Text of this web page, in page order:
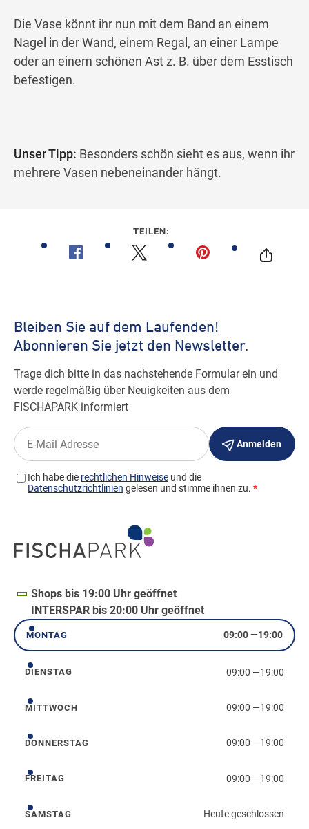
Die Vase könnt ihr nun mit dem Band an einem
Nagel in der Wand, einem Regal, an einer Lampe
oder an einem schönen Ast z. B. über dem Esstisch
befestigen.
Unser Tipp: Besonders schön sieht es aus, wenn ihr
mehrere Vasen nebeneinander hängt.
TEILEN:
Shops bis 19:00 Uhr geöffnet
INTERSPAR bis 20:00 Uhr geöffnet
Montag
MONTAG 09:00—19:00
Dienstag
DIENSTAG 09:00 —19:00
Mittwoch
MITTWOCH 09:00 —19:00
Donnerstag
DONNERSTAG 09:00 —19:00
Freitag
FREITAG 09:00 —19:00
Samstag
SAMSTAG Heute geschlossen